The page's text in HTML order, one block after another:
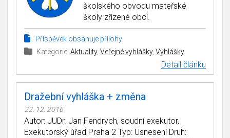
školského obvodu mateřské
školy zřízené obcí.
Příspěvek obsahuje přílohy
Kategorie: Aktuality, Veřejné vyhlášky, Vyhlášky
Detail článku
Dražební vyhláška + změna
22. 12. 2016
Autor: JUDr. Jan Fendrych, soudní exekutor,
Exekutorský úřad Praha 2 Typ: Usnesení Druh: